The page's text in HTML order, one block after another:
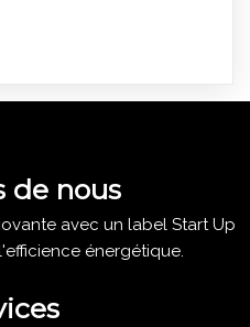
de nous
avec un label Start Up
énergétique.